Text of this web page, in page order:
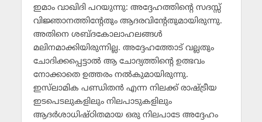
ഇമാം വാഖിദി പറയുന്നു: അദ്ദേഹത്തിന്റെ സദസ്സ്
വിജ്ഞാനത്തിന്റേതും ആദരവിന്റേതുമായിരുന്നു.
അതിനെ ശബ്ദകോലാഹലങ്ങള്‍
മലിനമാക്കിയിരുന്നില്ല. അദ്ദേഹത്തോട് വല്ലതും
ചോദിക്കപ്പെട്ടാല്‍ ആ ചോദ്യത്തിന്റെ ഉത്ഭവം
നോക്കാതെ ഉത്തരം നല്‍കുമായിരുന്നു.
ഇസ്‌ലാമിക പണ്ഡിതന്‍ എന്ന നിലക്ക് രാഷ്ട്രീയ
ഇടപെടലുകളിലും നിലപാടുകളിലും
ആദര്‍ശാധിഷ്ഠിതമായ ഒരു നിലപാടേ അദ്ദേഹം